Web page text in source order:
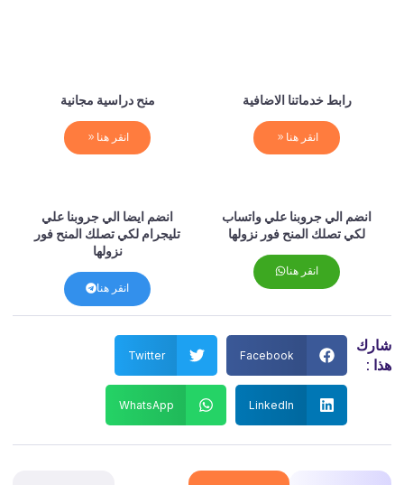
رابط خدماتنا الاضافية
انقر هنا
منح دراسية مجانية
انقر هنا
انضم الي جروبنا علي واتساب
لكي تصلك المنح فور نزولها
انقر هنا
انضم ايضا الي جروبنا علي
تليجرام لكي تصلك المنح فور
نزولها
انقر هنا
:
Facebook
Twitter
LinkedIn
WhatsApp